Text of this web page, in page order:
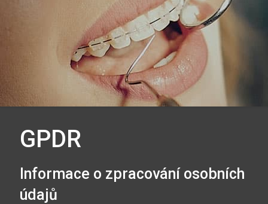
GPDR
Informace o zpracování osobních
údajů